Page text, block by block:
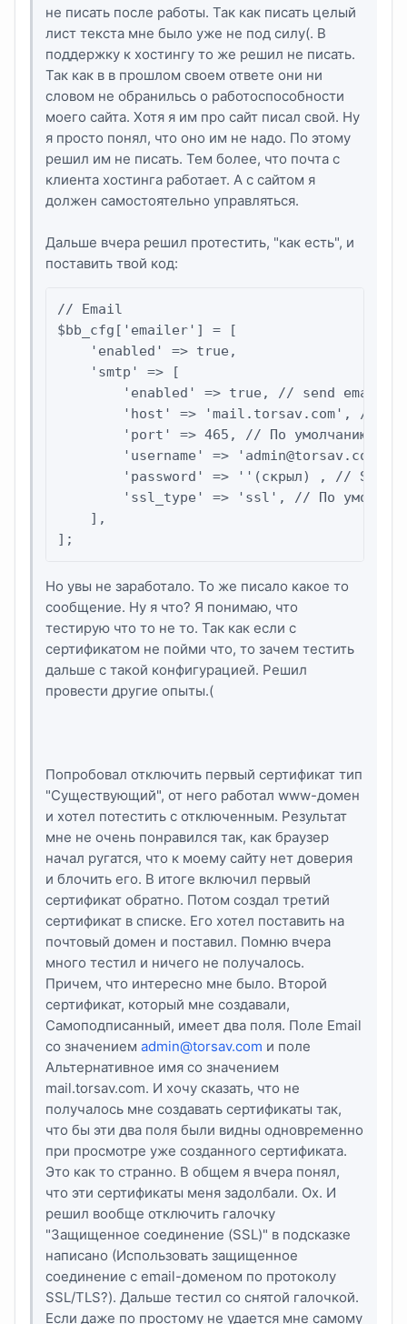
не писать после работы. Так как писать целый
лист текста мне было уже не под силу(. В
поддержку к хостингу то же решил не писать.
Так как в в прошлом своем ответе они ни
словом не обранильсь о работоспособности
моего сайта. Хотя я им про сайт писал свой. Ну
я просто понял, что оно им не надо. По этому
решил им не писать. Тем более, что почта с
клиента хостинга работает. А с сайтом я
должен самостоятельно управляться.
Дальше вчера решил протестить, "как есть", и
поставить твой код:
// Email
$bb_cfg['emailer'] = [
    'enabled' => true,
    'smtp' => [
'enabled' => true, // send email
'host' => 'mail.torsav.com', //
'port' => 465, // По умолчанию
        'username' => '
admin@torsav.com
'password' => ''(скрыл) , // SMTP
'ssl_type' => 'ssl', // По
    ],
];
Но увы не заработало. То же писало какое то
сообщение. Ну я что? Я понимаю, что
тестирую что то не то. Так как если с
сертификатом не пойми что, то зачем тестить
дальше с такой конфигурацией. Решил
провести другие опыты.(
Попробовал отключить первый сертификат тип
"Существующий", от него работал www-домен
и хотел потестить с отключенным. Результат
мне не очень понравился так, как браузер
начал ругатся, что к моему сайту нет доверия
и блочить его. В итоге включил первый
сертификат обратно. Потом создал третий
сертификат в списке. Его хотел поставить на
почтовый домен и поставил. Помню вчера
много тестил и ничего не получалось.
Причем, что интересно мне было. Второй
сертификат, который мне создавали,
Самоподписанный, имеет два поля. Поле Email
со значениемadmin@torsav.com и поле
Альтернативное имя со значением
mail.torsav.com. И хочу сказать, что не
получалось мне создавать сертификаты так,
что бы эти два поля были видны одновременно
при просмотре уже созданного сертификата.
Это как то странно. В общем я вчера понял,
что эти сертификаты меня задолбали. Ох. И
решил вообще отключить галочку
"Защищенное соединение (SSL)" в подсказке
написано (Использовать защищенное
соединение с email-доменом по протоколу
SSL/TLS?). Дальше тестил со снятой галочкой.
Если даже по простому не удается мне самому